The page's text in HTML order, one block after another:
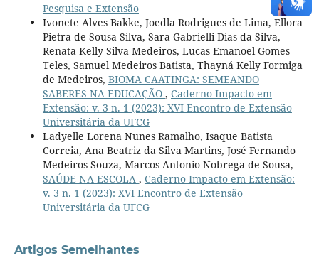
Pesquisa e Extensão
Ivonete Alves Bakke, Joedla Rodrigues de Lima, Ellora
Pietra de Sousa Silva, Sara Gabrielli Dias da Silva,
Renata Kelly Silva Medeiros, Lucas Emanoel Gomes
Teles, Samuel Medeiros Batista, Thayná Kelly Formiga
de Medeiros, BIOMA CAATINGA: SEMEANDO
SABERES NA EDUCAÇÃO , Caderno Impacto em
Extensão: v. 3 n. 1 (2023): XVI Encontro de Extensão
Universitária da UFCG
Ladyelle Lorena Nunes Ramalho, Isaque Batista
Correia, Ana Beatriz da Silva Martins, José Fernando
Medeiros Souza, Marcos Antonio Nobrega de Sousa,
SAÚDE NA ESCOLA , Caderno Impacto em Extensão:
v. 3 n. 1 (2023): XVI Encontro de Extensão
Universitária da UFCG
Artigos Semelhantes